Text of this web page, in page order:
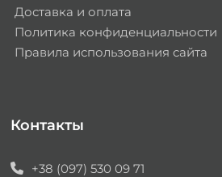
Доставка и оплата
Политика конфиденциальности
Правила использования сайта
Контакты
+38 (097) 530 09 71